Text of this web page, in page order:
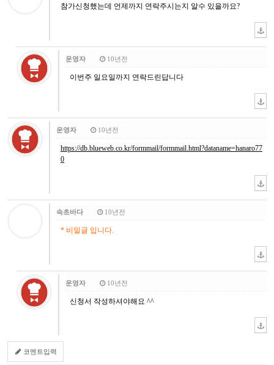
참가신청했는데 언제까지 연락주시는지 알수 있을까요?
운영자 10년전
이번주 일요일까지 연락드린답니다
운영자 10년전
https://db.blueweb.co.kr/formmail/formmail.html?dataname=hanaro77
0
속초바다 10년전
* 비밀글 입니다.
운영자 10년전
신청서 작성하셔야해요 ^^
코멘트입력